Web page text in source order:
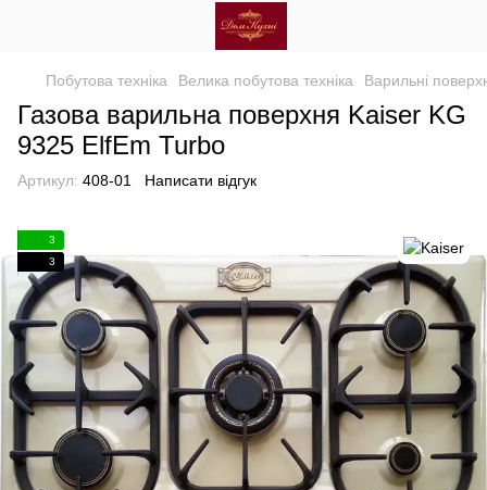
Побутова техніка Велика побутова техніка Варильні
Газова варильна поверхня Kaiser KG
9325 ElfEm Turbo
Артикул: 408-01 Написати відгук
3
3